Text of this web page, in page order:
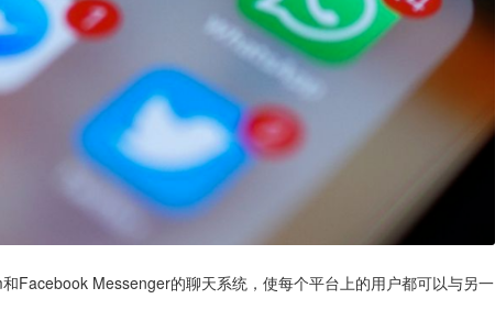
Facebook Messenger的聊天系统，使每个平台上的用户都可以与另一